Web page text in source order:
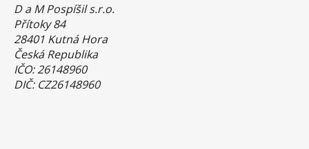
D a M Pospíšil s.r.o.
Přítoky 84
28401 Kutná Hora
Česká Republika
IČO: 26148960
DIČ: CZ26148960